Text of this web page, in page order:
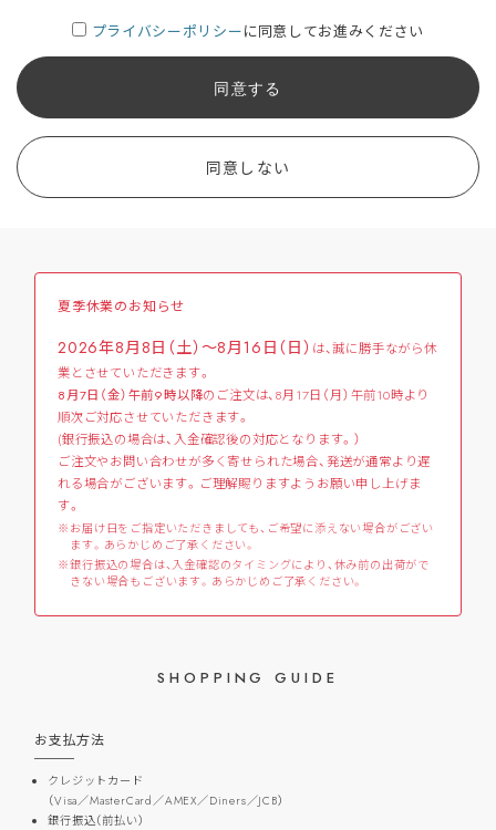
プライバシーポリシーに同意してお進みください
同意する
同意しない
夏季休業のお知らせ
2026年8月8日（土）～8月16日（日） は、誠に勝手ながら休
業とさせていただきます。
8月7日（金）午前9時以降のご注文は、8月17日（月）午前10時より
順次ご対応させていただきます。
(銀行振込の場合は、入金確認後の対応となります。）
ご注文やお問い合わせが多く寄せられた場合、発送が通常より遅
れる場合がございます。ご理解賜りますようお願い申し上げま
す。
お届け日をご指定いただきましても、ご希望に添えない場合がござい
ます。あらかじめご了承ください。
銀行振込の場合は、入金確認のタイミングにより、休み前の出荷がで
きない場合もございます。あらかじめご了承ください。
SHOPPING GUIDE
お支払方法
クレジットカード
（Visa／MasterCard／AMEX／Diners／JCB）
銀行振込（前払い）